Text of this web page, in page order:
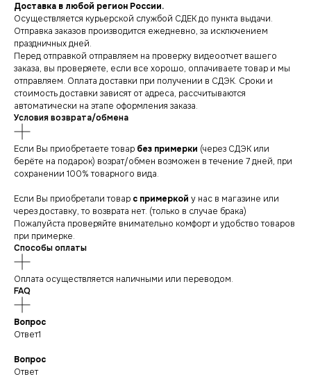
Доставка в любой регион России.
Осуществляется курьерской службой СДЕК до пункта выдачи.
Отправка заказов производится ежедневно, за исключением
праздничных дней.
Перед отправкой отправляем на проверку видеоотчет вашего
заказа, вы проверяете, если все хорошо, оплачиваете товар и мы
отправляем. Оплата доставки при получении в СДЭК. Сроки и
стоимость доставки зависят от адреса, рассчитываются
автоматически на этапе оформления заказа.
Условия возврата/обмена
Если Вы приобретаете товар без примерки (через СДЭК или
берёте на подарок) возрат/обмен возможен в течение 7 дней, при
сохранении 100% товарного вида.
Если Вы приобретали товар с примеркой у нас в магазине или
через доставку, то возврата нет. (только в случае брака)
Пожалуйста проверяйте внимательно комфорт и удобство товаров
при примерке.
Способы оплаты
Оплата осуществляется наличными или переводом.
FAQ
Вопрос
Ответ1
Вопрос
Ответ
СНИКЕРСДИЛЕР